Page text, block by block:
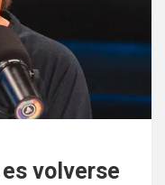
es volverse